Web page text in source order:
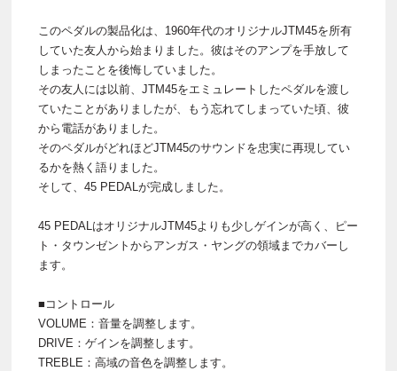
このペダルの製品化は、1960年代のオリジナルJTM45を所有
していた友人から始まりました。彼はそのアンプを手放して
しまったことを後悔していました。
その友人には以前、JTM45をエミュレートしたペダルを渡し
ていたことがありましたが、もう忘れてしまっていた頃、彼
から電話がありました。
そのペダルがどれほどJTM45のサウンドを忠実に再現してい
るかを熱く語りました。
そして、45 PEDALが完成しました。
45 PEDALはオリジナルJTM45よりも少しゲインが高く、ピー
ト・タウンゼントからアンガス・ヤングの領域までカバーし
ます。
■コントロール
VOLUME：音量を調整します。
DRIVE：ゲインを調整します。
TREBLE：高域の音色を調整します。